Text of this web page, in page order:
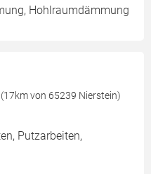
Hohlraumdämmung
von 65239 Nierstein)
Putzarbeiten,